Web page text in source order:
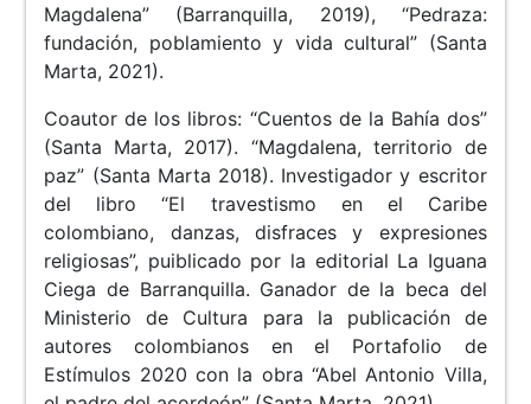
Magdalena” (Barranquilla, 2019), “Pedraza:
fundación, poblamiento y vida cultural” (Santa
Marta, 2021).
Coautor de los libros: “Cuentos de la Bahía dos”
(Santa Marta, 2017). “Magdalena, territorio de
paz” (Santa Marta 2018). Investigador y escritor
del libro “El travestismo en el Caribe
colombiano, danzas, disfraces y expresiones
religiosas”, puiblicado por la editorial La Iguana
Ciega de Barranquilla. Ganador de la beca del
Ministerio de Cultura para la publicación de
autores colombianos en el Portafolio de
Estímulos 2020 con la obra “Abel Antonio Villa,